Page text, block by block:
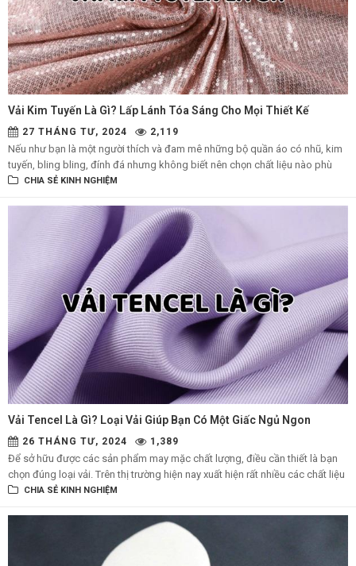
Vải Kim Tuyến Là Gì? Lấp Lánh Tóa Sáng Cho Mọi Thiết Kế
27 THÁNG TƯ, 2024 2,119
Nếu như bạn là một người thích và đam mê những bộ quần áo có nhũ, kim
tuyến, bling bling, đính đá nhưng không biết nên chọn chất liệu nào phù
hợp. Thật trùng hợp, chất liệu sequin sẽ đáp ứng được các yếu tố kể trên.
viết dưới đây nhé.
CHIA SẺ KINH NGHIỆM
Vải Tencel Là Gì? Loại Vải Giúp Bạn Có Một Giấc Ngủ Ngon
26 THÁNG TƯ, 2024 1,389
Để sở hữu được các sản phẩm may mặc chất lượng, điều cần thiết là bạn
chọn đúng loại vải. Trên thị trường hiện nay xuất hiện rất nhiều các chất liệu
với cái tên ấn tượng, trong đó có vải tencel. Hãy cùng BiCi tham khảo bài
CHIA SẺ KINH NGHIỆM